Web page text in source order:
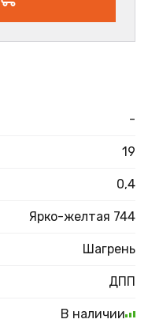
-
19
0,4
Ярко-желтая 744
Шагрень
ДПП
В наличии